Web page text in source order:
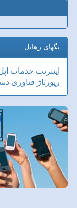
تگهای رهاتل
اینترنت خدمات
رپورتاژ فناوری